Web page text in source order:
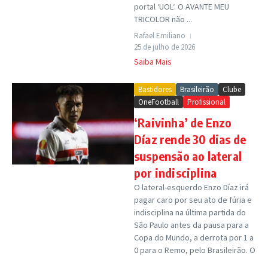
portal ‘UOL‘. O AVANTE MEU
TRICOLOR não ...
Rafael Emiliano
25 de julho de 2026
Saiba Mais
Bastidores Brasileirão
Clube
OneFootball
Profissional
‘Raivinha’ de Enzo
Díaz rende 30 dias de
suspensão ao lateral
por indisciplina
O lateral-esquerdo Enzo Díaz irá
pagar caro por seu ato de fúria e
indisciplina na última partida do
São Paulo antes da pausa para a
Copa do Mundo, a derrota por 1 a
0 para o Remo, pelo Brasileirão. O